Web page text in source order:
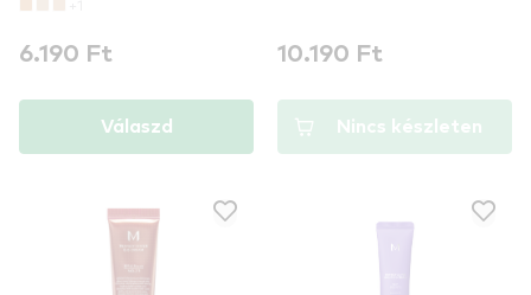
6.190 Ft
Válaszd
10.190 Ft
Nincs készleten